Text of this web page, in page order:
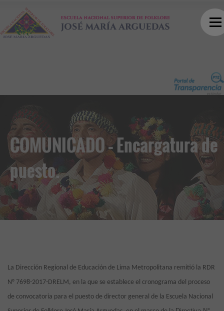
COMUNICADO – Encargatura de
puesto.
La Dirección Regional de Educación de Lima Metropolitana remitió la RDR
N° 7698-2017-DRELM , en la que se establece el cronograma del proceso
de convocatoria para el puesto de director general de la Escuela Nacional